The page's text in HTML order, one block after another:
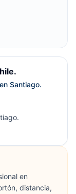
Santiago.
en
distancia,